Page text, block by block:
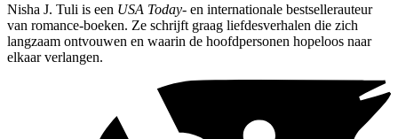
Nisha J. Tuli is een USA Today- en internationale bestsellerauteur
van romance-boeken. Ze schrijft graag liefdesverhalen die zich
langzaam ontvouwen en waarin de hoofdpersonen hopeloos naar
elkaar verlangen.